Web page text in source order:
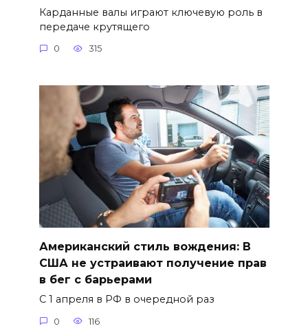
Карданные валы играют ключевую роль в
передаче крутящего
0 315
Американский стиль вождения: В
США не устраивают получение прав
в бег с барьерами
С 1 апреля в РФ в очередной раз
0 116